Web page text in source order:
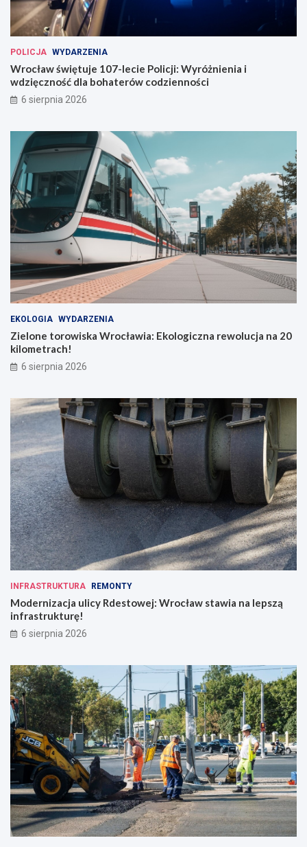
POLICJA WYDARZENIA
Wrocław świętuje 107-lecie Policji: Wyróżnienia i
wdzięczność dla bohaterów codzienności
6 sierpnia 2026
EKOLOGIA WYDARZENIA
Zielone torowiska Wrocławia: Ekologiczna rewolucja na 20
kilometrach!
6 sierpnia 2026
INFRASTRUKTURA REMONTY
Modernizacja ulicy Rdestowej: Wrocław stawia na lepszą
infrastrukturę!
6 sierpnia 2026